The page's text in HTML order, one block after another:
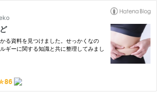
る資料を見つけました。せっかくなの
ギーに関する知識と共に整理してみまし